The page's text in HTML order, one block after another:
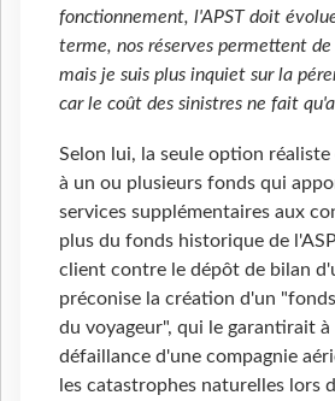
fonctionnement, l'APST doit
terme, nos réserves permettent
mais je suis plus inquiet sur la
car le coût des sinistres ne fait
Selon lui, la seule option réaliste
à un ou plusieurs fonds qui
services supplémentaires aux
plus du fonds historique de
client contre le dépôt de bilan
préconise la création d'un
du voyageur", qui le garantirait
défaillance d'une compagnie
les catastrophes naturelles lors